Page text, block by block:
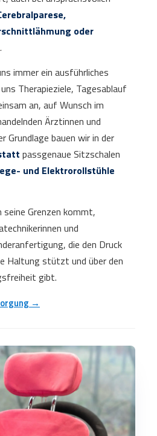
oder
.
immer ein ausführliches
Therapieziele, Tagesablauf
an, auf Wunsch im
Ärztinnen und
Grundlage bauen wir in der
passgenaue Sitzschalen
und Elektrorollstühle
seine Grenzen kommt,
und
die den Druck
Haltung stützt und über den
gibt.
→